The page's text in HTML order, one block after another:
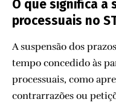
O que significa a
processuais no
A suspensão dos
tempo concedido às
processuais, como
contrarrazões ou